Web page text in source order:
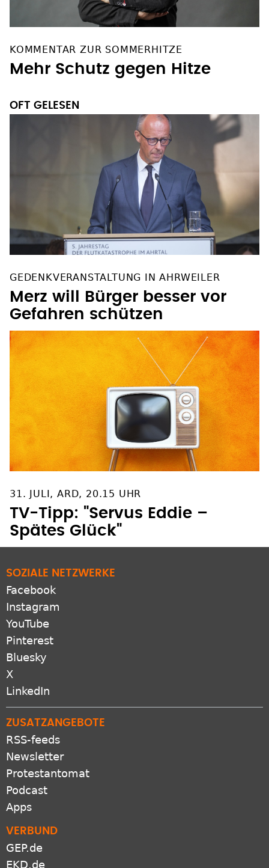
KOMMENTAR ZUR SOMMERHITZE
Mehr Schutz gegen Hitze
OFT GELESEN
GEDENKVERANSTALTUNG IN AHRWEILER
Merz will Bürger besser vor
Gefahren schützen
31. JULI, ARD, 20.15 UHR
TV-Tipp: "Servus Eddie –
Spätes Glück"
SOZIALE NETZWERKE
Facebook
Instagram
YouTube
Pinterest
Bluesky
X
LinkedIn
ZUSATZANGEBOTE
RSS-feeds
Newsletter
Protestantomat
Podcast
Apps
VERBUND
GEP.de
EKD.de